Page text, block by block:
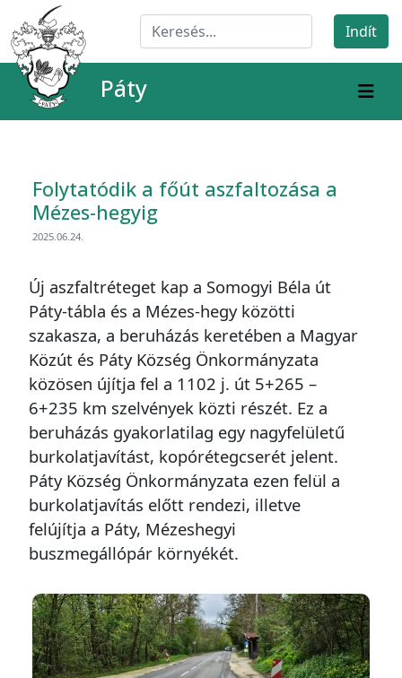
Páty
Folytatódik a főút aszfaltozása a
Mézes-hegyig
2025.06.24.
Új aszfaltréteget kap a Somogyi Béla út
Páty-tábla és a Mézes-hegy közötti
szakasza, a beruházás keretében a Magyar
Közút és Páty Község Önkormányzata
közösen újítja fel a 1102 j. út 5+265 –
6+235 km szelvények közti részét. Ez a
beruházás gyakorlatilag egy nagyfelületű
burkolatjavítást, kopórétegcserét jelent.
Páty Község Önkormányzata ezen felül a
burkolatjavítás előtt rendezi, illetve
felújítja a Páty, Mézeshegyi
buszmegállópár környékét.